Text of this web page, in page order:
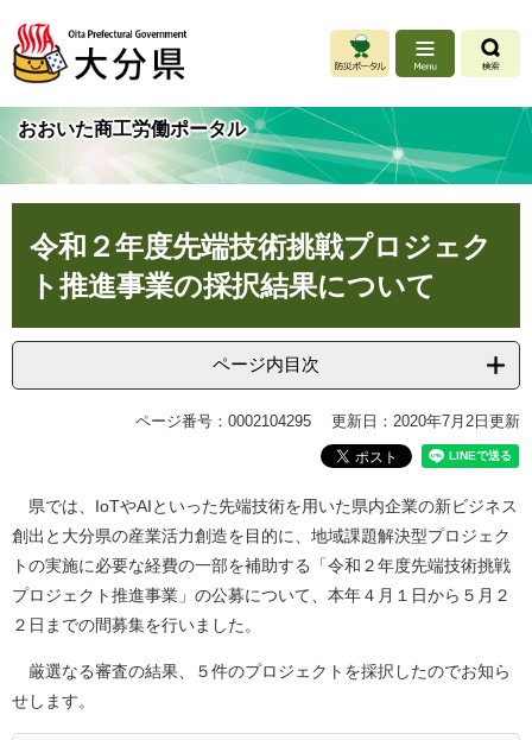
ジ
先
頭
す
ュ
を
飛
し
おおいた商工労働ポータル
令和２年度先端技術挑戦プロジェク
ト推進事業の採択結果について
ページ内目次
ページ番号：0002104295 更新日：2020年7月2日更新
県では、IoTやAIといった先端技術を用いた県内企業の新ビジネス
創出と大分県の産業活力創造を目的に、地域課題解決型プロジェク
トの実施に必要な経費の一部を補助する「令和２年度先端技術挑戦
プロジェクト推進事業」の公募について、本年４月１日から５月２
２日までの間募集を行いました。
厳選なる審査の結果、５件のプロジェクトを採択したのでお知ら
せします。